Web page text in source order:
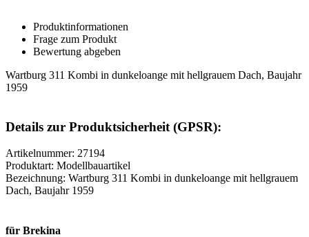
Produktinformationen
Frage zum Produkt
Bewertung abgeben
Wartburg 311 Kombi in dunkeloange mit hellgrauem Dach, Baujahr
1959
Details zur Produktsicherheit (GPSR):
Artikelnummer: 27194
Produktart: Modellbauartikel
Bezeichnung: Wartburg 311 Kombi in dunkeloange mit hellgrauem
Dach, Baujahr 1959
für Brekina